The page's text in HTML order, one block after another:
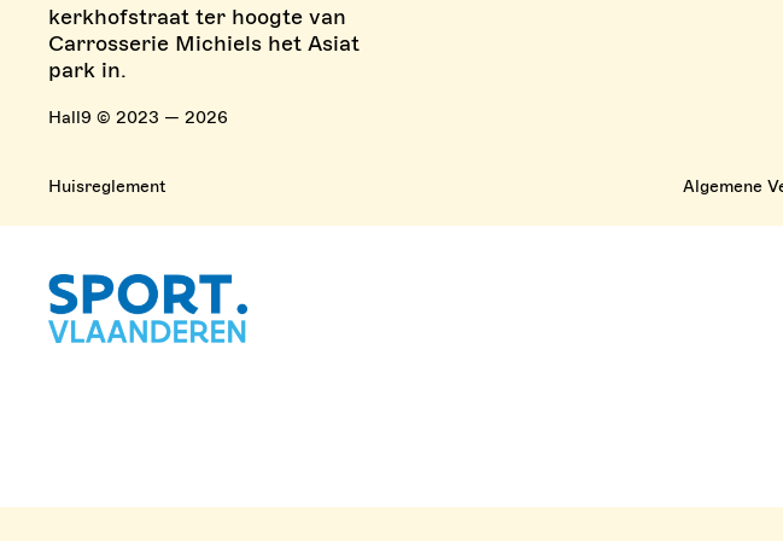
kerkhofstraat ter hoogte van
Carrosserie Michiels het Asiat
park in.
Hall9 © 2023 — 2026
Huisreglement Algemene